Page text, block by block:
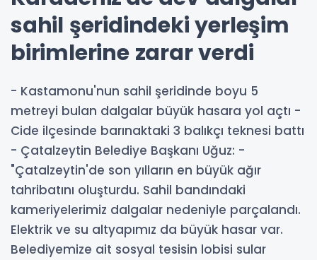
sahil şeridindeki yerleşim
birimlerine zarar verdi
- Kastamonu'nun sahil şeridinde boyu 5
metreyi bulan dalgalar büyük hasara yol açtı -
Cide ilçesinde barınaktaki 3 balıkçı teknesi battı
- Çatalzeytin Belediye Başkanı Uğuz: -
"Çatalzeytin'de son yılların en büyük ağır
tahribatını oluşturdu. Sahil bandındaki
kameriyelerimiz dalgalar nedeniyle parçalandı.
Elektrik ve su altyapımız da büyük hasar var.
Belediyemize ait sosyal tesisin lobisi sular